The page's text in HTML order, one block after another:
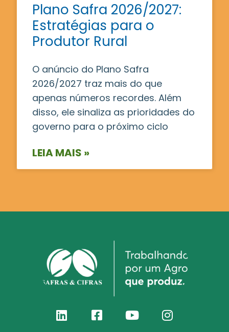
Plano Safra 2026/2027:
Estratégias para o
Produtor Rural
O anúncio do Plano Safra
2026/2027 traz mais do que
apenas números recordes. Além
disso, ele sinaliza as prioridades do
governo para o próximo ciclo
LEIA MAIS »